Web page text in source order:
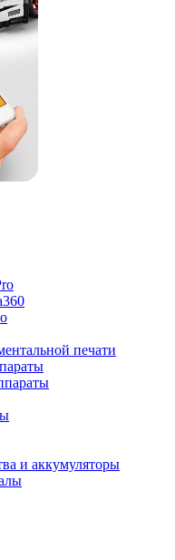
печати
и аккумуляторы